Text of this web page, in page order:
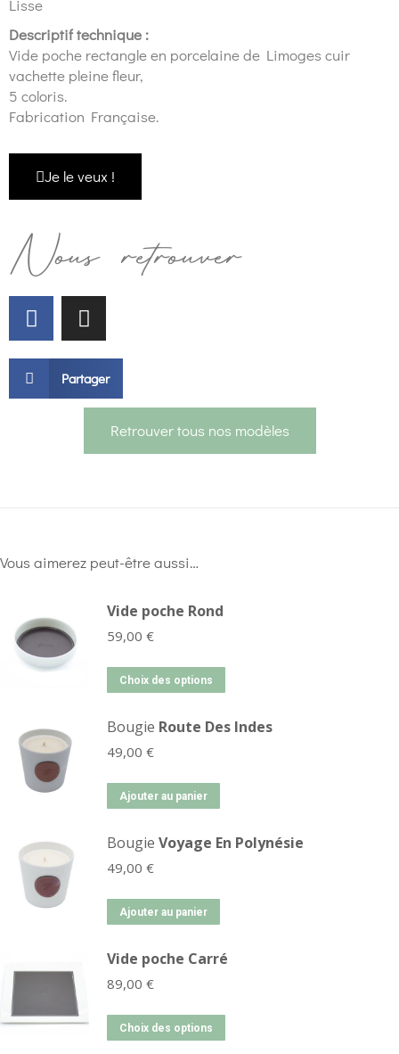
Lisse
Descriptif technique :
Vide poche rectangle en porcelaine de Limoges cuir
vachette pleine fleur,
5 coloris.
Fabrication Française.
Je le veux !
Nous retrouver
Partager
Retrouver tous nos modèles
Vous aimerez peut-être aussi…
Vide poche Rond
59,00 €
Choix des options
Bougie Route Des Indes
49,00 €
Ajouter au panier
Bougie Voyage En Polynésie
49,00 €
Ajouter au panier
Vide poche Carré
89,00 €
Choix des options